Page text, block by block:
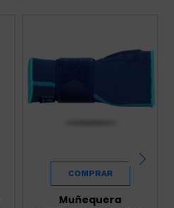
Muñequera